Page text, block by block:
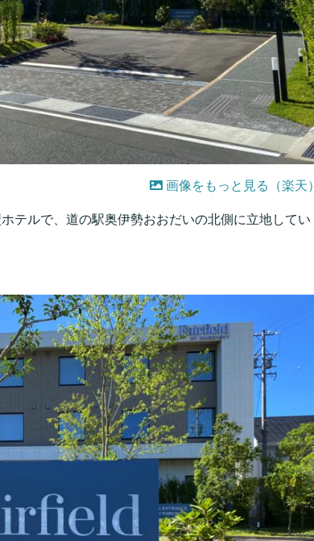
画像をもっと見る（楽天）
テルで、道の駅奥伊勢おおだいの北側に立地してい